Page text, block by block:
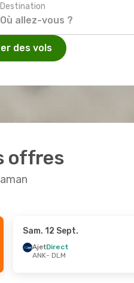
Destination
des vols
offres
- Mer. 2 Sept.
Sam. 12 Sept.
AjetDirect
ANK- DLM